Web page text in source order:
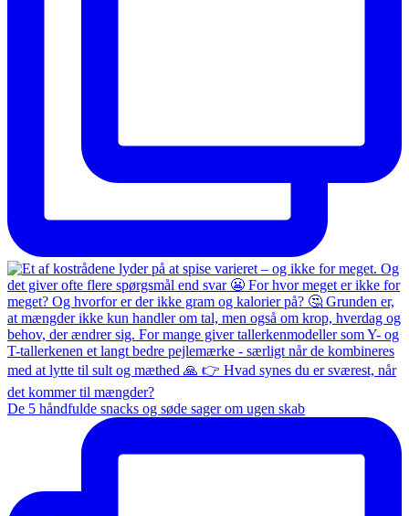
De 5 håndfulde snacks og søde sager om ugen skab